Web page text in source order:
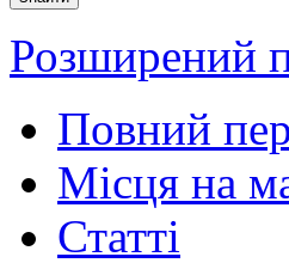
Розширений
Повний
Місця на
Статті